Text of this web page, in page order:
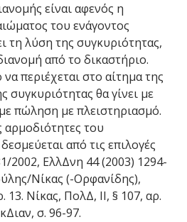
είναι αφενός η
του ενάγοντος
τη λύση της συγκυριότητας,
από το δικαστήριο.
περιέχεται στο αίτημα της
συγκυριότητας θα γίνει με
πώληση με πλειστηριασμό.
αρμοδιότητες του
από τις επιλογές
2002, ΕλλΔνη 44 (2003) 1294-
Νίκας (-Ορφανίδης),
13. Νίκας, ΠολΔ, ΙΙ, § 107, αρ.
σ. 96-97.